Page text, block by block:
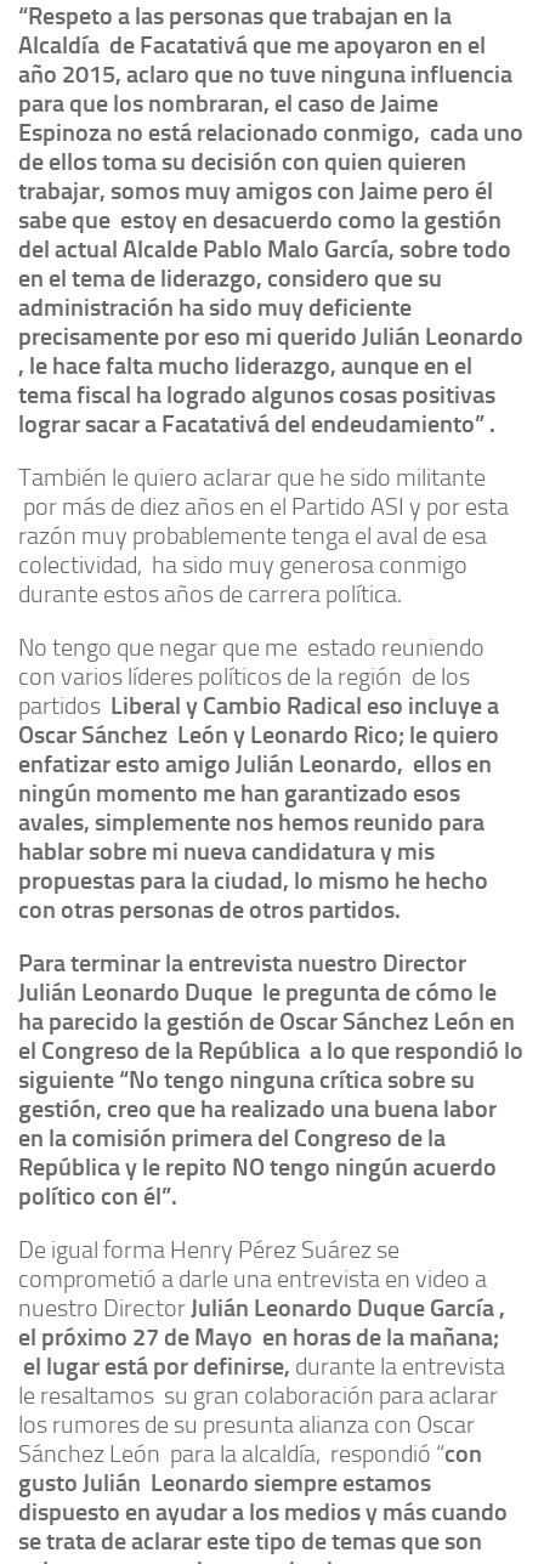
“Respeto a las personas que trabajan en la
Alcaldía de Facatativá que me apoyaron en el
año 2015, aclaro que no tuve ninguna influencia
para que los nombraran, el caso de Jaime
Espinoza no está relacionado conmigo, cada uno
de ellos toma su decisión con quien quieren
trabajar, somos muy amigos con Jaime pero él
sabe que estoy en desacuerdo como la gestión
del actual Alcalde Pablo Malo García, sobre todo
en el tema de liderazgo, considero que su
administración ha sido muy deficiente
precisamente por eso mi querido Julián Leonardo
, le hace falta mucho liderazgo, aunque en el
tema fiscal ha logrado algunos cosas positivas
lograr sacar a Facatativá del endeudamiento” .
También le quiero aclarar que he sido militante
por más de diez años en el Partido ASI y por esta
razón muy probablemente tenga el aval de esa
colectividad, ha sido muy generosa conmigo
durante estos años de carrera política.
No tengo que negar que me estado reuniendo
con varios líderes políticos de la región de los
partidos Liberal y Cambio Radical eso incluye a
Oscar Sánchez León y Leonardo Rico; le quiero
enfatizar esto amigo Julián Leonardo, ellos en
ningún momento me han garantizado esos
avales, simplemente nos hemos reunido para
hablar sobre mi nueva candidatura y mis
propuestas para la ciudad, lo mismo he hecho
con otras personas de otros partidos.
Para terminar la entrevista nuestro Director
Julián Leonardo Duque le pregunta de cómo le
ha parecido la gestión de Oscar Sánchez León en
el Congreso de la República a lo que respondió lo
siguiente “No tengo ninguna crítica sobre su
gestión, creo que ha realizado una buena labor
en la comisión primera del Congreso de la
República y le repito NO tengo ningún acuerdo
político con él”.
De igual forma Henry Pérez Suárez se
comprometió a darle una entrevista en video a
nuestro DirectorJulián Leonardo Duque García ,
el próximo 27 de Mayo en horas de la mañana;
el lugar está por definirse, durante la entrevista
le resaltamos su gran colaboración para aclarar
los rumores de su presunta alianza con Oscar
Sánchez León para la alcaldía, respondió “con
gusto Julián Leonardo siempre estamos
dispuesto en ayudar a los medios y más cuando
se trata de aclarar este tipo de temas que son